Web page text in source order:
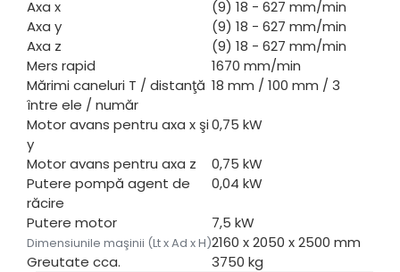
Axa x
(9) 18 - 627 mm/min
Axa y
(9) 18 - 627 mm/min
Axa z
(9) 18 - 627 mm/min
Mers rapid
1670 mm/min
Mărimi caneluri T / distanţă
între ele / număr
18 mm / 100 mm / 3
Motor avans pentru axa x şi
y
0,75 kW
Motor avans pentru axa z
0,75 kW
Putere pompă agent de
răcire
0,04 kW
Putere motor 7,5 kW
Dimensiunile maşinii (Lt x Ad x H)2160 x 2050 x 2500 mm
Greutate cca.
3750 kg